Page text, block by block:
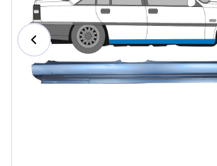
Magyar
Lietuvių
Hrvatski
Português